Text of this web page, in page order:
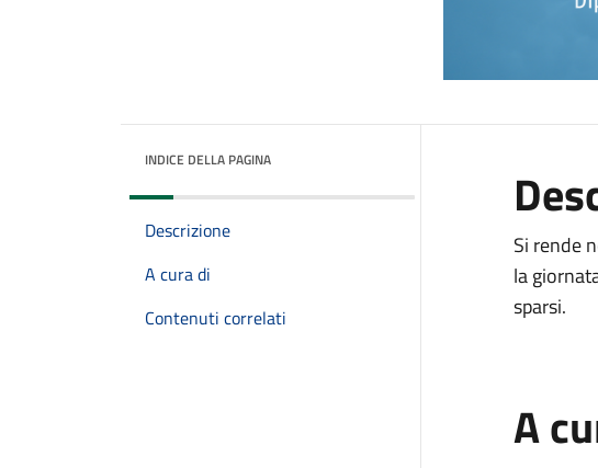
INDICE DELLA PAGINA
Descrizione
A cura di
Contenuti correlati
Si rende
la
sparsi.
A